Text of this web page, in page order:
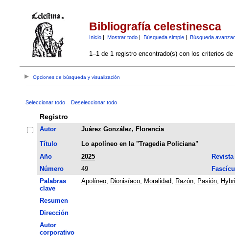
Bibliografía celestinesca
Inicio| Mostrar todo| Búsqueda simple| Búsqueda
1–1 de 1 registro encontrado(s) con los criterios
Opciones de búsqueda y visualización
Seleccionar todo Deseleccionar todo
Registro
Autor
Juárez González, Florencia
Título
Lo apolíneo en la "Tragedia Policiana"
Año
2025 Revista
Número
49
Palabras
clave
Apolíneo; Dionisíaco; Moralidad; Razón; Pasión;
Resumen
Dirección
Autor
corporativo